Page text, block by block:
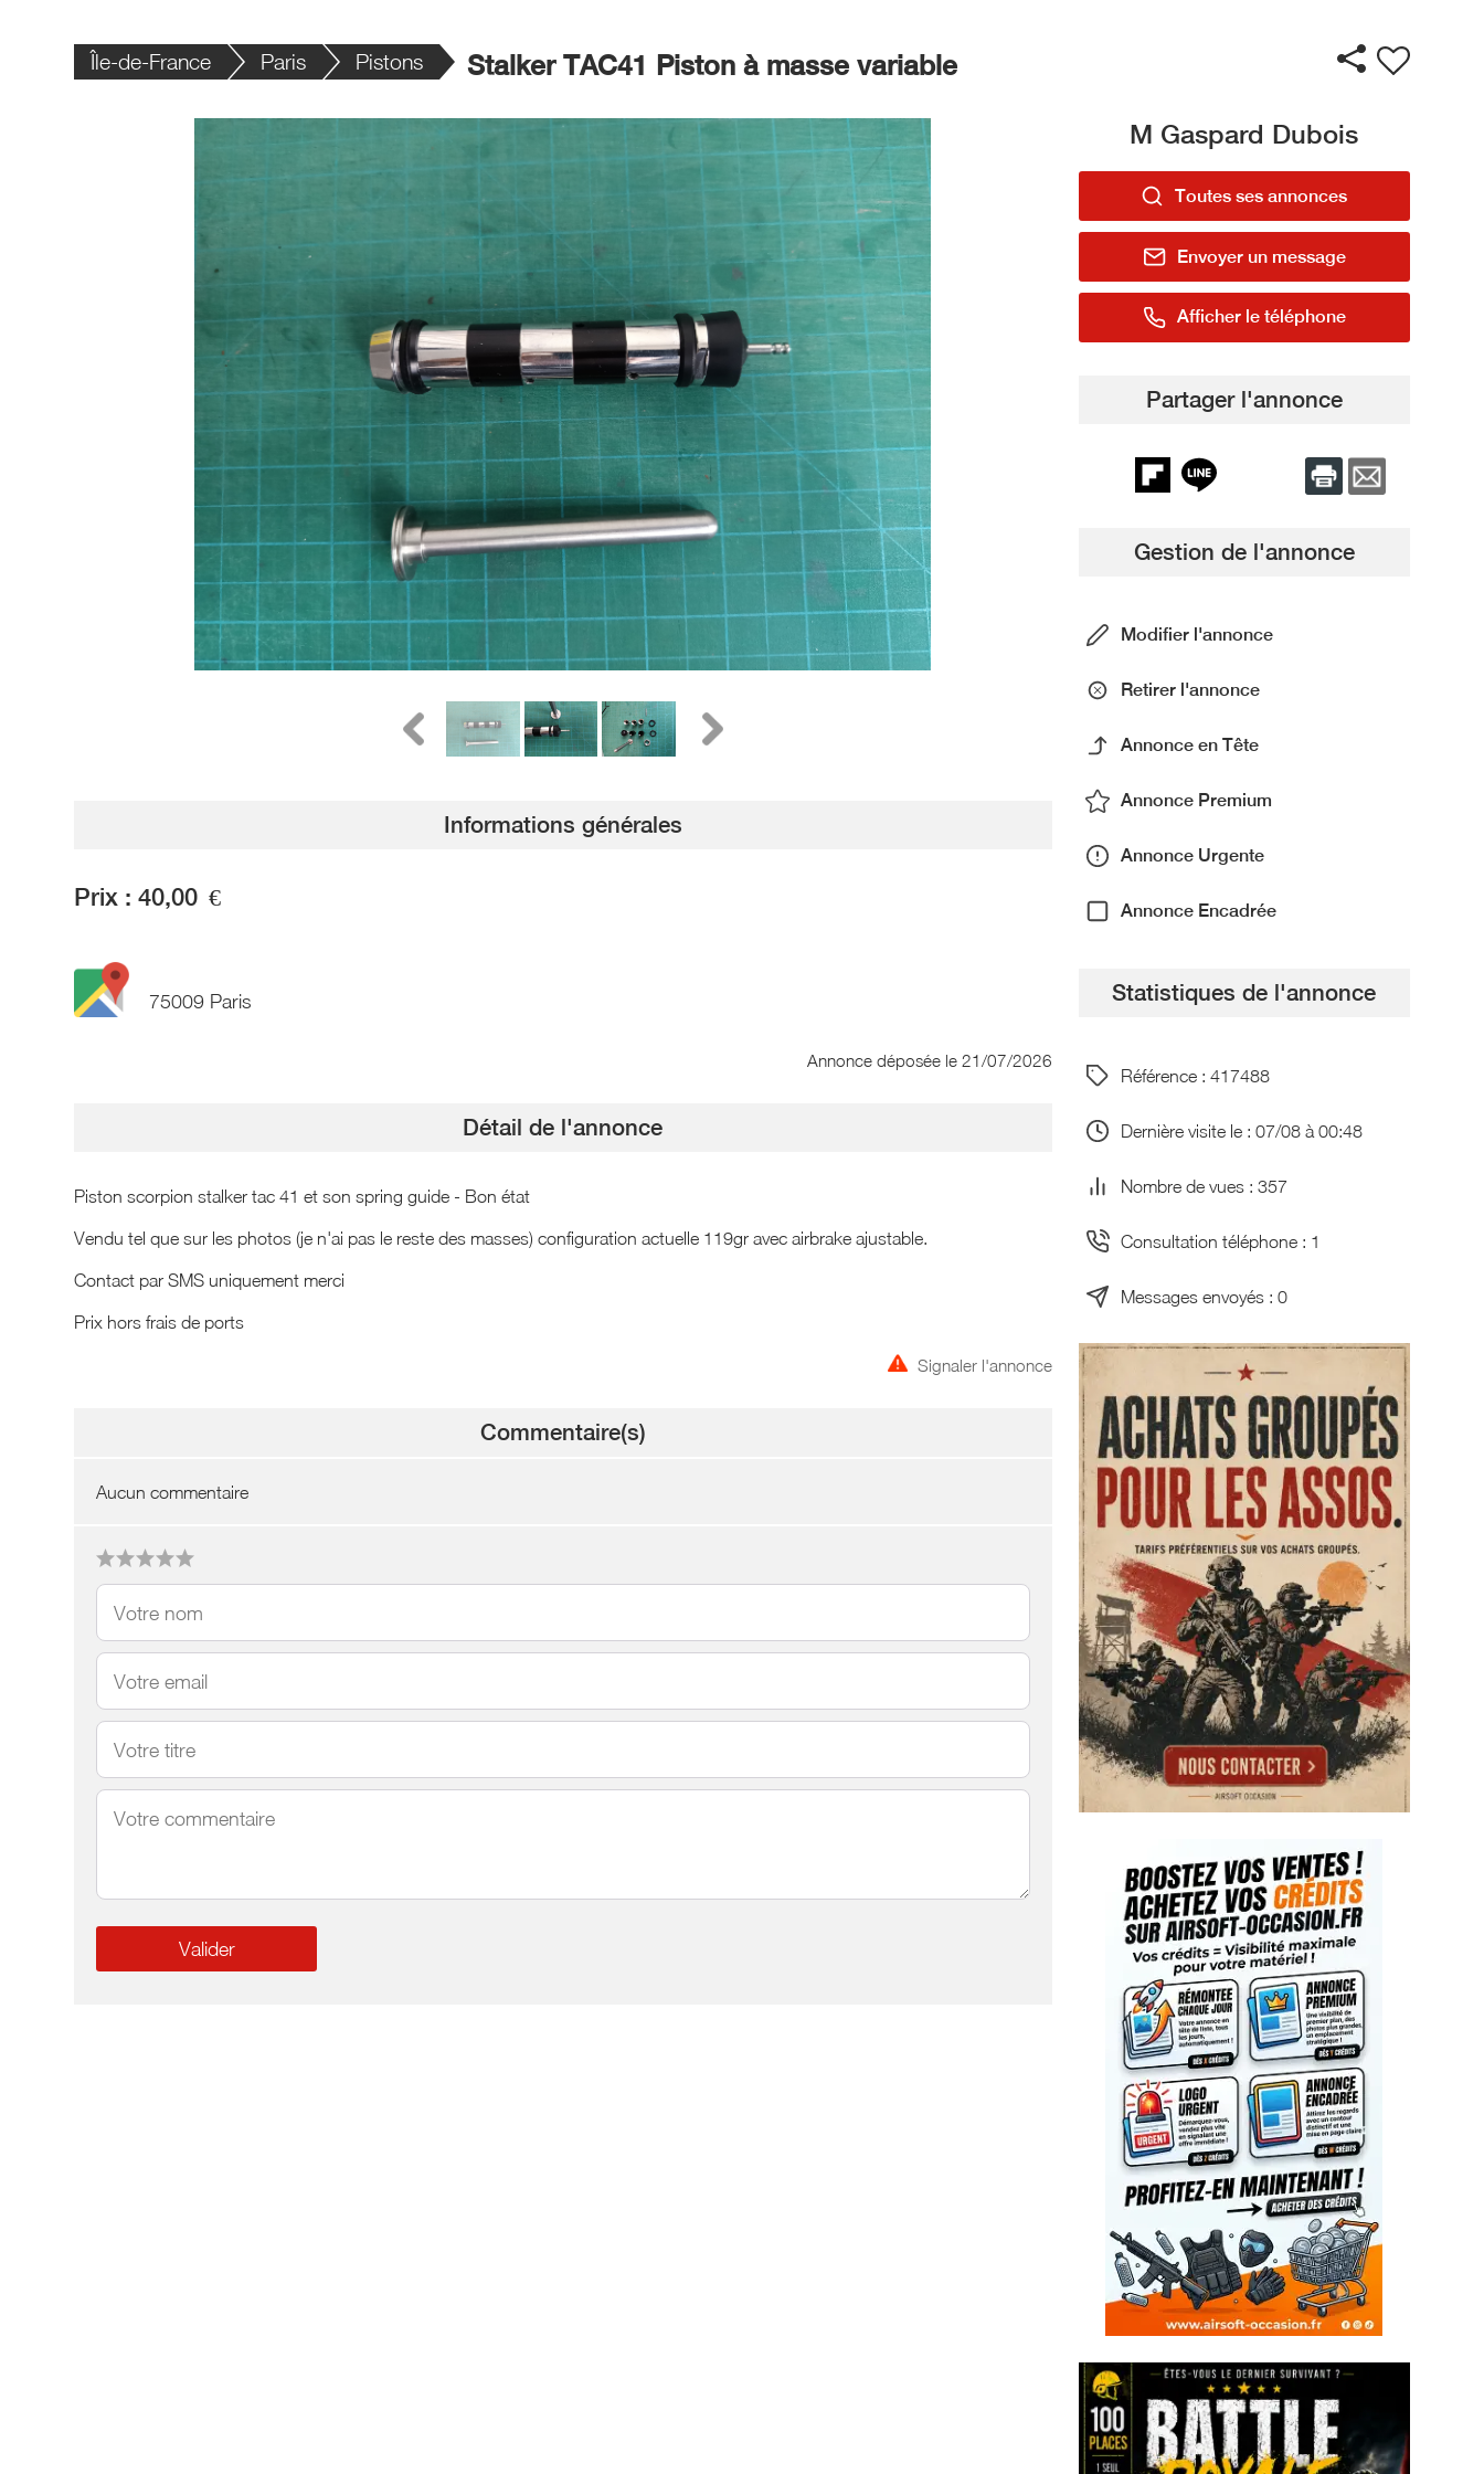
Île-de-France Paris Pistons Stalker TAC41 Piston à masse variable
Informations générales
Prix : 40,00 €
75009 Paris
Annonce déposée le 21/07/2026
Détail de l'annonce
Piston scorpion stalker tac 41 et son spring guide - Bon état
Vendu tel que sur les photos (je n'ai pas le reste des masses) configuration actuelle 119gr avec airbrake ajustable.
Contact par SMS uniquement merci
Prix hors frais de ports
Signaler l'annonce
Commentaire(s)
Aucun commentaire
M Gaspard Dubois
Toutes ses annonces
Envoyer un message
Afficher le téléphone
Partager l'annonce
Gestion de l'annonce
Modifier l'annonce
Retirer l'annonce
Annonce en Tête
Annonce Premium
Annonce Urgente
Annonce Encadrée
Statistiques de l'annonce
Référence : 417488
Dernière visite le : 07/08 à 00:48
Nombre de vues : 357
Consultation téléphone : 1
Messages envoyés : 0